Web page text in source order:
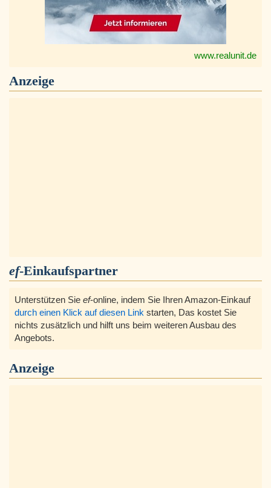
www.realunit.de
Anzeige
ef-Einkaufspartner
Unterstützen Sie ef-online, indem Sie Ihren Amazon-Einkauf
durch einen Klick auf diesen Link starten, Das kostet Sie
nichts zusätzlich und hilft uns beim weiteren Ausbau des
Angebots.
Anzeige